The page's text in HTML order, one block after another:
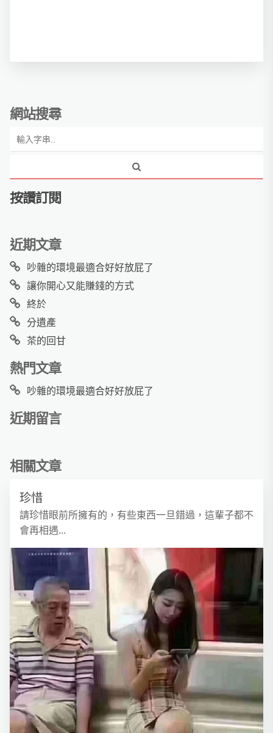
網站搜尋
按讚訂閱
近期文章
吵雜的環境最適合好好放屁了
讓你開心又能賺錢的方式
終於
分遺產
茶的回甘
熱門文章
吵雜的環境最適合好好放屁了
近期留言
相關文章
珍惜
請珍惜眼前所擁有的，有些東西一旦錯過，這輩子都不
會再相遇...